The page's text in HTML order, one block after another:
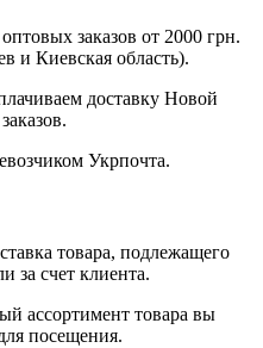
заказов от 2000 грн.
и Киевская область).
доставку Новой
Укрпочта.
товара, подлежащего
за счет клиента.
ассортимент товара вы
посещения.